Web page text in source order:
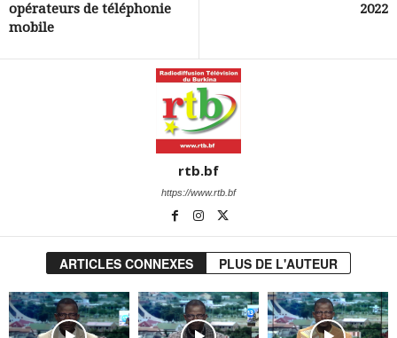
opérateurs de téléphonie
mobile
2022
rtb.bf
https://www.rtb.bf
ARTICLES CONNEXES PLUS DE L'AUTEUR